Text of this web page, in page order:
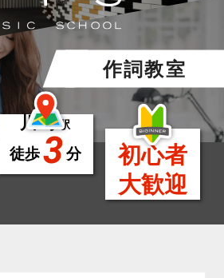
作詞教室
川崎駅
徒歩3分
初心者
大歓迎